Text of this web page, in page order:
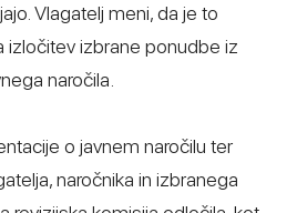
Vlagatelj meni, da je to
izločitev izbrane ponudbe iz
naročila.
o javnem naročilu ter
naročnika in izbranega